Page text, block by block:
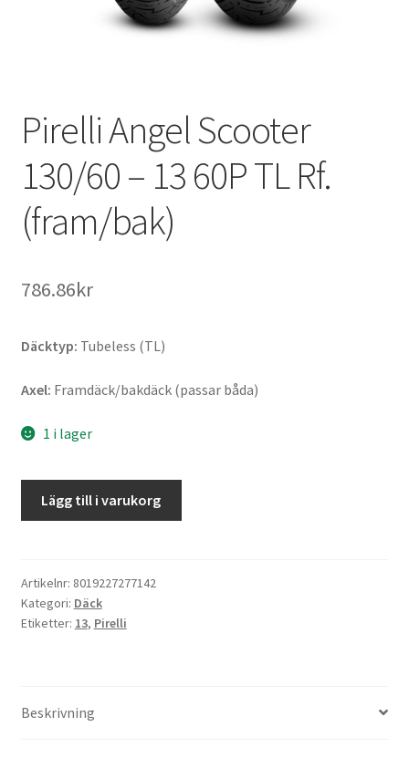
Pirelli Angel Scooter
130/60 – 13 60P TL Rf.
(fram/bak)
786.86kr
Däcktyp: Tubeless (TL)
Axel: Framdäck/bakdäck (passar båda)
1 i lager
-
13
60P
mängd
Lägg till i varukorg
Artikelnr: 8019227277142
Kategori: Däck
Etiketter: 13, Pirelli
Beskrivning